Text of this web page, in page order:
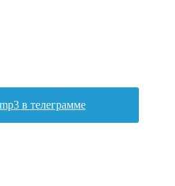
в телеграмме